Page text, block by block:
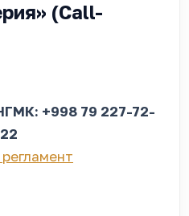
(Call-
+998 79 227-72-
22